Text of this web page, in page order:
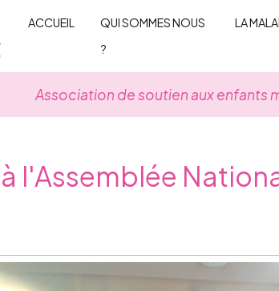
ACCUEIL
QUI SOMMES NOUS
?
LA
Association de soutien aux enfants
l'Assemblée